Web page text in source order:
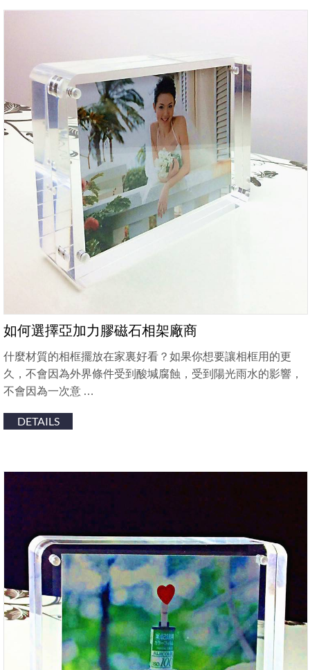
如何選擇亞加力膠磁石相架廠商
什麼材質的相框擺放在家裏好看？如果你想要讓相框用的更
久，不會因為外界條件受到酸堿腐蝕，受到陽光雨水的影響，
不會因為一次意 …
DETAILS